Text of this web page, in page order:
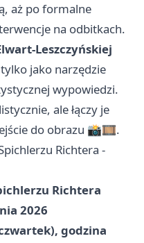
aż po formalne
na odbitkach.
Leszczyńskiej
jako narzędzie
wypowiedzi.
ale łączy je
do obrazu 📸🎞️.
Richtera -
Richtera
2026
godzina